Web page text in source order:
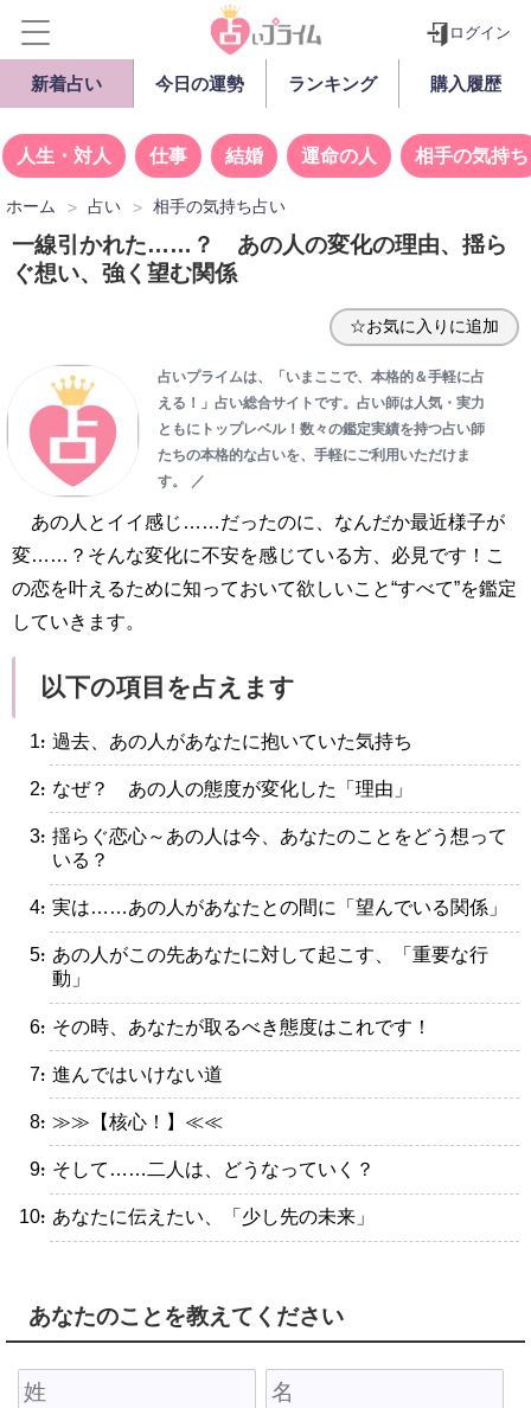
ログイン
新着占い 今日の運勢 ランキング 購入履歴
人生・対人 仕事 結婚 運命の人 相手の気持ち
ホーム 占い 相手の気持ち占い
一線引かれた……？ あの人の変化の理由、揺ら
ぐ想い、強く望む関係
☆お気に入りに追加
占いプライムは、「いまここで、本格的＆手軽に占
える！」占い総合サイトです。占い師は人気・実力
ともにトップレベル！数々の鑑定実績を持つ占い師
たちの本格的な占いを、手軽にご利用いただけま
す。
／
あの人とイイ感じ……だったのに、なんだか最近様子が
変……？そんな変化に不安を感じている方、必見です！こ
の恋を叶えるために知っておいて欲しいこと“すべて”を鑑定
していきます。
以下の項目を占えます
・過去、あの人があなたに抱いていた気持ち
・なぜ？ あの人の態度が変化した「理由」
・揺らぐ恋心～あの人は今、あなたのことをどう想って
いる？
・実は……あの人があなたとの間に「望んでいる関係」
・あの人がこの先あなたに対して起こす、「重要な行
動」
・その時、あなたが取るべき態度はこれです！
・進んではいけない道
・≫≫【核心！】≪≪
・そして……二人は、どうなっていく？
・あなたに伝えたい、「少し先の未来」
あなたのことを教えてください